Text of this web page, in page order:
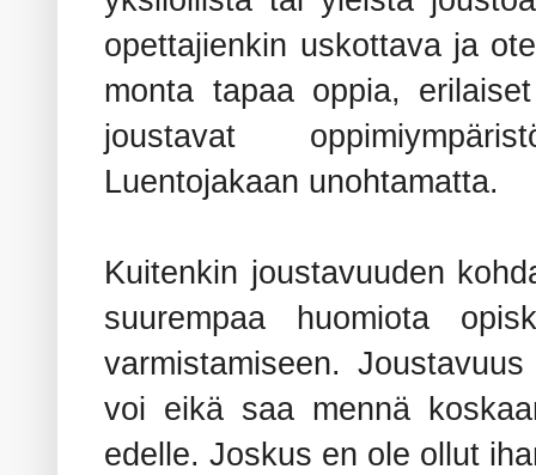
opettajienkin uskottava ja
monta tapaa oppia,
joustavat
Luentojakaan unohtamatta.
Kuitenkin joustavuuden
suurempaa huomiota
varmistamiseen.
voi eikä saa mennä
edelle. Joskus en ole ollut